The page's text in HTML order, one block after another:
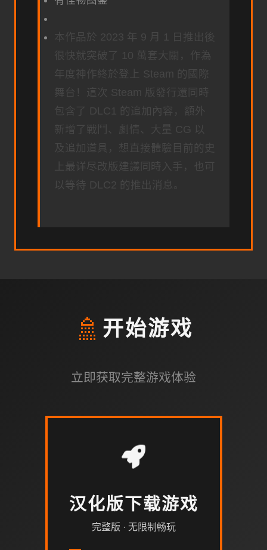
本作品於 2023 年 9 月 1 日推出後
很快就突破了 10 萬套大關，作為
年度神作終於登上 Steam 的國際
舞台！這次 Steam 版發行還同時
包含了 DLC1 的追加內容，額外
新增了戰鬥、劇情、大量 CG 以
及追加道具，想直接體驗目前的史
上最详尽改版建議同時入手，也可
以等待 DLC2 的推出消息。
🚿 开始游戏
立即获取完整游戏体验
汉化版下载游戏
完整版 · 无限制畅玩